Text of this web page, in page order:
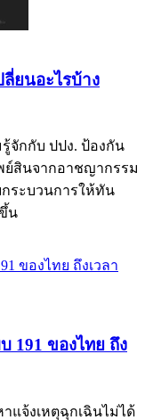
ยนอะไรบ้าง
จักกับ ปปง. ป้องกัน
ย์สินจากอาชญากรรม
กระบวนการให้ทัน
น
191 ของไทย ถึง
แจ้งเหตุฉุกเฉินไม่ได้